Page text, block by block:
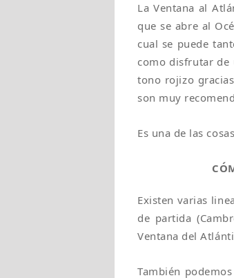
La Ventana al
que se abre al
cual se puede
como disfrutar de
tono rojizo
son muy
Es una de las
Existen varias
de partida
Ventana del
También